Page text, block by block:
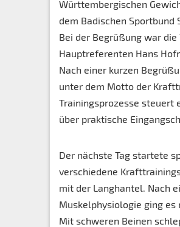
Württembergischen
dem Badischen Sportbund
Bei der Begrüßung war
Hauptreferenten Hans
Nach einer kurzen
unter dem Motto der
Trainingsprozesse steuert
über praktische
Der nächste Tag startete
verschiedene
mit der Langhantel. Nach
Muskelphysiologie ging
Mit schweren Beinen